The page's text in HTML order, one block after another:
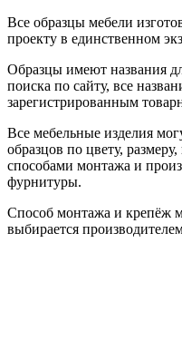
Все образцы мебели
проекту в единственном
Образцы имеют названия
поиска по сайту, все
зарегистрированным
Все мебельные изделия
образцов по цвету,
способами монтажа и
фурнитуры.
Способ монтажа и крепёж
выбирается